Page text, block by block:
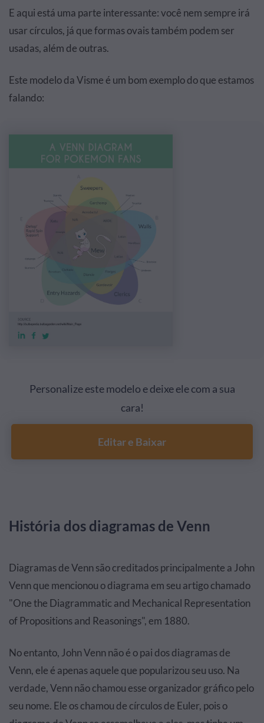
E aqui está uma parte interessante: você nem sempre irá
usar círculos, já que formas ovais também podem ser
usadas, além de outras.
Este modelo da Visme é um bom exemplo do que estamos
falando:
Personalize este modelo e deixe ele com a sua
cara!
Editar e Baixar
História dos diagramas de Venn
Diagramas de Venn são creditados principalmente a John
Venn que mencionou o diagrama em seu artigo chamado
"One the Diagrammatic and Mechanical Representation
of Propositions and Reasonings", em 1880.
No entanto, John Venn não é o pai dos diagramas de
Venn, ele é apenas aquele que popularizou seu uso. Na
verdade, Venn não chamou esse organizador gráfico pelo
seu nome. Ele os chamou de círculos de Euler, pois o